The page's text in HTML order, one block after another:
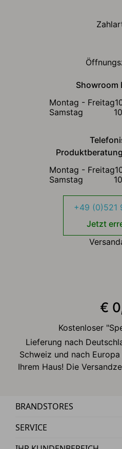
Showroom
Montag - Freitag
Samstag
Montag - Freitag
Samstag
+49 (0)521
Jetzt
€
Kostenloser
Lieferung nach
Schweiz und nach
Ihrem Haus! Die
BRANDSTORES
SERVICE